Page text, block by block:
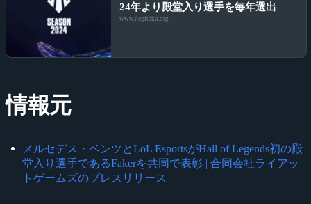
24年より殿堂入り選手を毎年選出
www.negitaku.org
情報元
メルセデス・ベンツとLoL EsportsがHall of Legends初の殿
堂入り選手であるFakerを共同で表彰 | 合同会社ライアッ
トゲームズのプレスリリース